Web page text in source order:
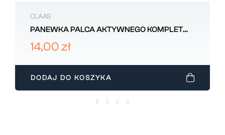
CLAAS
PANEWKA PALCA AKTYWNEGO KOMPLET
CLAAS 661667.00
14,00 zł
DODAJ DO KOSZYKA